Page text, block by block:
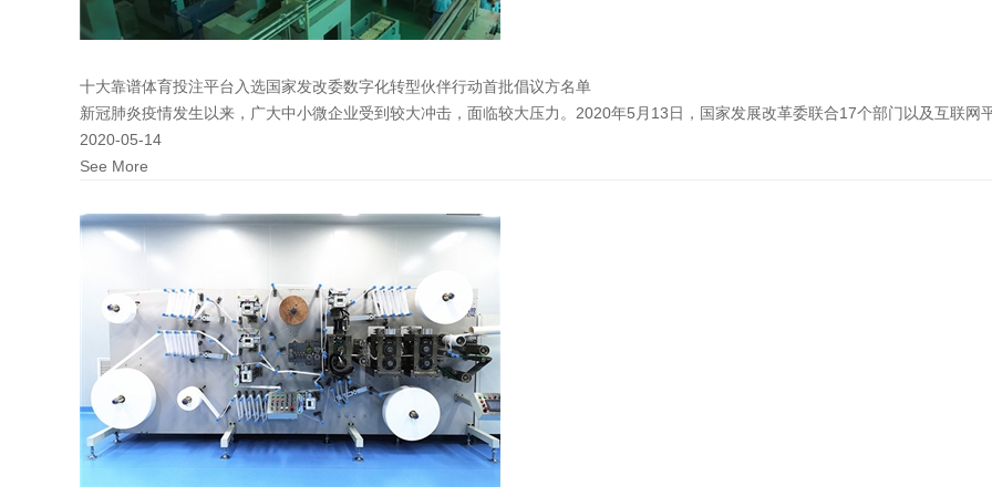
十大靠谱体育投注平台入选国家发改委数字化转型伙伴行动首批倡议方名单
新冠肺炎疫情发生以来，广大中小微企业受到较大冲击，面临较大压力。2020年5月13日，国家发展改革委联合17个部门以及互联网
2020-05-14
See More